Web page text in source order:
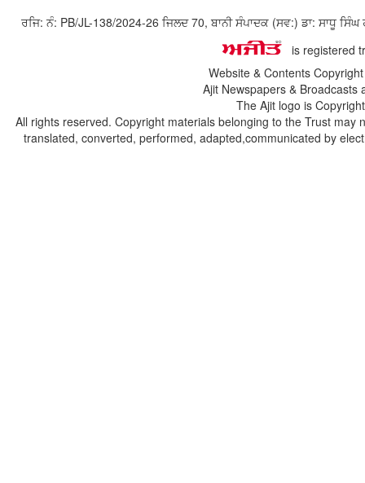
ਰਜਿ: ਨੰ: PB/JL-138/2024-26 ਜਿਲਦ 70, ਬਾਨੀ ਸੰਪਾਦਕ (ਸਵ:) ਡਾ: ਸਾਧੂ
is registered
Website & Contents
Ajit Newspapers &
The Ajit logo is
All rights reserved. Copyright materials belonging to the Trust
translated, converted, performed, adapted,communicated by